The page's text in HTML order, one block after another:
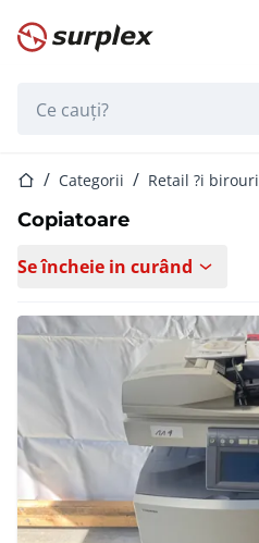
Pagina de start
Pagina de start
Categorii Retail ?i birouri
Copiatoare
Se încheie in curând